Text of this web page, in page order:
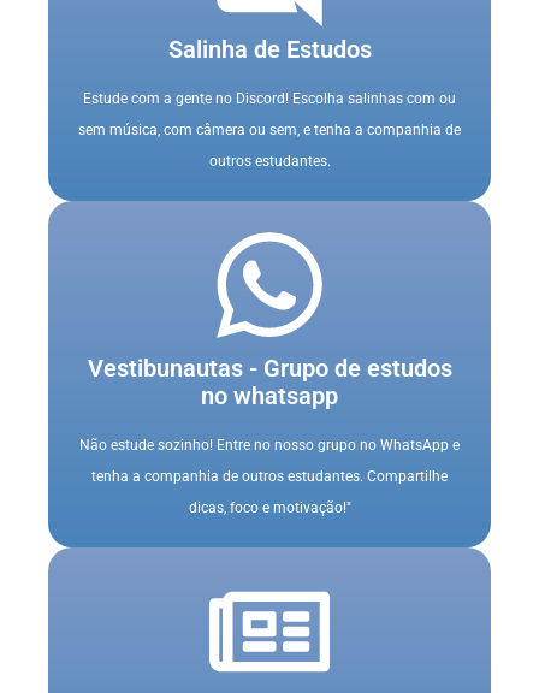
Salinha de Estudos
Estude com a gente no Discord! Escolha salinhas com ou
sem música, com câmera ou sem, e tenha a companhia de
outros estudantes.
Vestibunautas - Grupo de estudos
no whatsapp
Não estude sozinho! Entre no nosso grupo no WhatsApp e
tenha a companhia de outros estudantes. Compartilhe
dicas, foco e motivação!"